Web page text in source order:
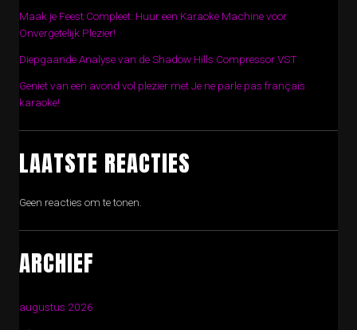
Maak je Feest Compleet: Huur een Karaoke Machine voor
Onvergetelijk Plezier!
Diepgaande Analyse van de Shadow Hills Compressor VST
Geniet van een avond vol plezier met Je ne parle pas français
karaoke!
LAATSTE REACTIES
Geen reacties om te tonen.
ARCHIEF
augustus 2026